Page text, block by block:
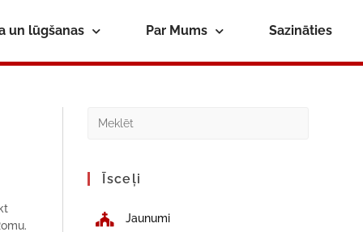
un lūgšanas Par Mums Sazināties
Īsceļi
Jaunumi